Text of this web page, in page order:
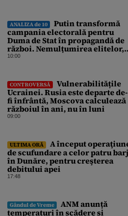
ANALIZA de 10
Putin transformă
campania electorală pentru
Duma de Stat în propagandă de
război. Nemulțumirea elitelor,
tratată cu indiferență la Kremlin
10:00
CONTROVERSĂ
Vulnerabilitățile
Ucrainei. Rusia este departe
fi înfrântă, Moscova calculează
războiul în ani, nu în luni
09:00
ULTIMA ORĂ
A început
de scufundare a celor patru
în Dunăre, pentru creşterea
debitului apei
17:48
Gândul de Vreme
ANM anunță
temperaturi în scădere și